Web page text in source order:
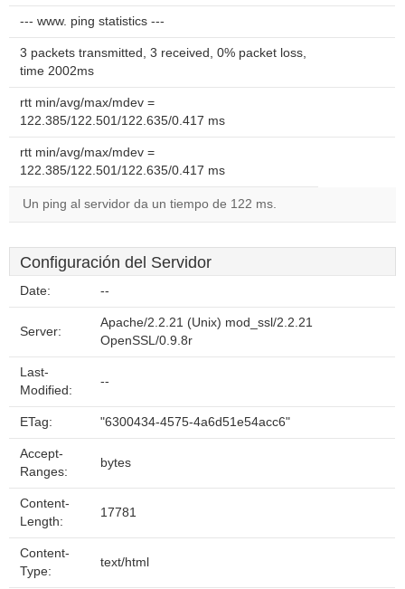
--- www. ping statistics ---
3 packets transmitted, 3 received, 0% packet loss,
time 2002ms
rtt min/avg/max/mdev =
122.385/122.501/122.635/0.417 ms
rtt min/avg/max/mdev =
122.385/122.501/122.635/0.417 ms
Un ping al servidor da un tiempo de 122 ms.
Configuración del Servidor
Date: --
Server:
Apache/2.2.21 (Unix) mod_ssl/2.2.21
OpenSSL/0.9.8r
Last-
Modified:
--
ETag: "6300434-4575-4a6d51e54acc6"
Accept-
Ranges:
bytes
Content-
Length:
17781
Content-
Type:
text/html